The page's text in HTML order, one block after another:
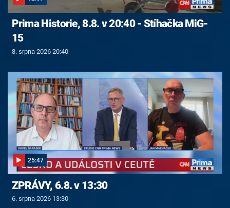
Prima Historie, 8.8. v 20:40 - Stíhačka MiG-
15
8. srpna 2026 20:40
25:47
ZPRÁVY, 6.8. v 13:30
6. srpna 2026 13:30